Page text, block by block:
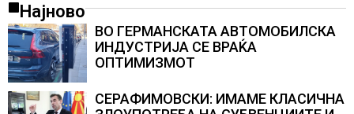
Најново
ВО ГЕРМАНСКАТА АВТОМОБИЛСКА
ИНДУСТРИЈА СЕ ВРАЌА
ОПТИМИЗМОТ
СЕРАФИМОВСКИ: ИМАМЕ КЛАСИЧНА